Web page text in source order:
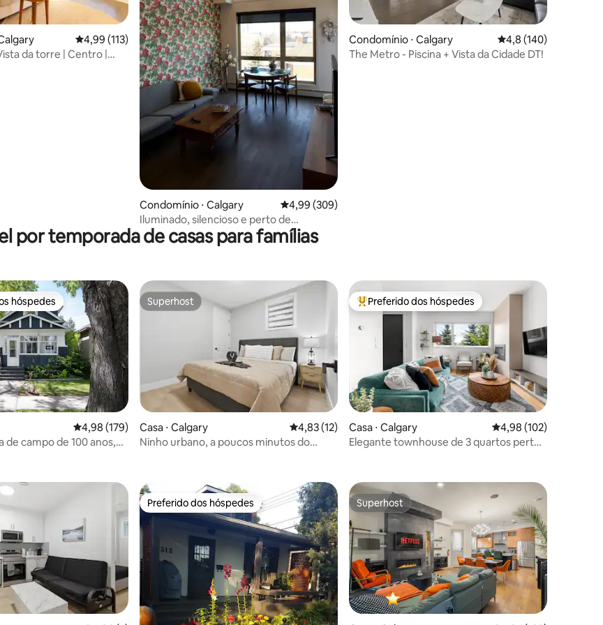
5, 175 avaliações
4,99 de uma avaliação média de 5, 113 avaliações
4,99 (113)
da torre | Centro |
Condomínio ⋅ Calgary 4,99 de uma avaliação média de 5, 309 avaliações
4,99 (309)
Iluminado, silencioso e perto de
Stampede e da 17th Ave
Condomínio ⋅ Calgary 4,8 de uma avaliação
4,8 (140)
The Metro - Piscina + Vista da Cidade DT!
por temporada de casas para famílias
5, 185 avaliações
preferidos dos hóspedes
hóspedes
4,98 de uma avaliação média de 5, 179 avaliações
4,98 (179)
de campo de 100 anos,
Superhost
Superhost
Casa ⋅ Calgary 4,83 de uma avaliação média de 5, 12 avaliações
4,83 (12)
Ninho urbano, a poucos minutos do
Entre os melhores preferidos dos hóspedes
Preferido dos hóspedes
Casa ⋅ Calgary 4,98 de uma avaliação
4,98 (102)
Elegante townhouse de 3 quartos perto
Preferido dos hóspedes
Preferido dos hóspedes Superhost
Superhost